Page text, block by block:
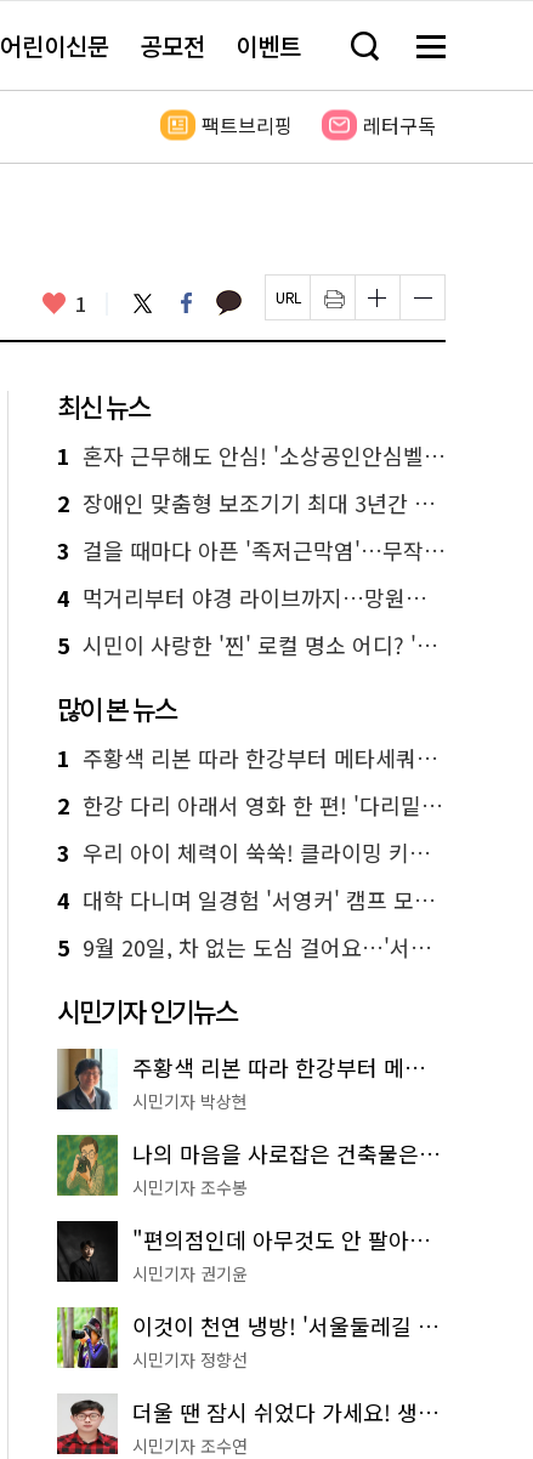
어린이신문 공모전 이벤트 검
창
기
메
전
보
팩트브리핑 레터구독
좋
요
1 트
위
터
페
이
스
카
카 페
이
지
인
쇄
하
글
자
크
하
기
글
자
크
하
기
최신 뉴스
1 혼자 근무해도 안심! '소상공인안심벨' 신청하세요
2 장애인 맞춤형 보조기기 최대 3년간 무상 대여…삶의 질 높인다
3 걸을 때마다 아픈 '족저근막염'…무작정 참지 말고 '이것' 해보세요!
4 먹거리부터 야경 라이브까지…망원한강공원 알짜 코스
5 시민이 사랑한 '찐' 로컬 명소 어디? '서울에디션25' 추천 코스
많이 본 뉴스
1 주황색 리본 따라 한강부터 메타세쿼이아 숲길까지…서울둘레길 15코스
2 한강 다리 아래서 영화 한 편! '다리밑 영화관' 무료 상영
3 우리 아이 체력이 쑥쑥! 클라이밍 키즈카페·어린이 체력장
4 대학 다니며 일경험 '서영커' 캠프 모집…전액 무료
5 9월 20일, 차 없는 도심 걸어요…'서울 걷자 페스티벌' 선착순 5천명
시민기자 인기뉴스
주황색 리본 따라 한강부터 메타세쿼이아 숲길까지…서울둘레길 15코스
시민기자 박상현
나의 마음을 사로잡은 건축물은? '서울시 건축상' 수상작 공개!
시민기자 조수봉
"편의점인데 아무것도 안 팔아요" 서울에서 가장 특별한 편의점의 정체
시민기자 권기윤
이것이 천연 냉방! '서울둘레길 9코스'로 숲속 피서 떠나볼까
시민기자 정향선
더울 땐 잠시 쉬었다 가세요! 생수 냉장고부터 해피소·무더위쉼터까지
시민기자 조수연